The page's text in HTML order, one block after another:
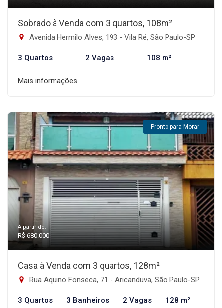
Sobrado à Venda com 3 quartos, 108m²
Avenida Hermilo Alves, 193 - Vila Ré, São Paulo-SP
3 Quartos 2 Vagas 108 m²
Mais informações
Pronto para Morar
A partir de:
R$ 680.000
Casa à Venda com 3 quartos, 128m²
Rua Aquino Fonseca, 71 - Aricanduva, São Paulo-SP
3 Quartos 3 Banheiros 2 Vagas 128 m²